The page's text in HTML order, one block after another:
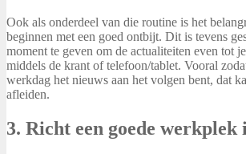
Ook als onderdeel van die routine is het
beginnen met een goed ontbijt. Dit is tevens
moment te geven om de actualiteiten even tot
middels de krant of telefoon/tablet. Vooral
werkdag het nieuws aan het volgen bent, dat
afleiden.
3. Richt een goede werkplek